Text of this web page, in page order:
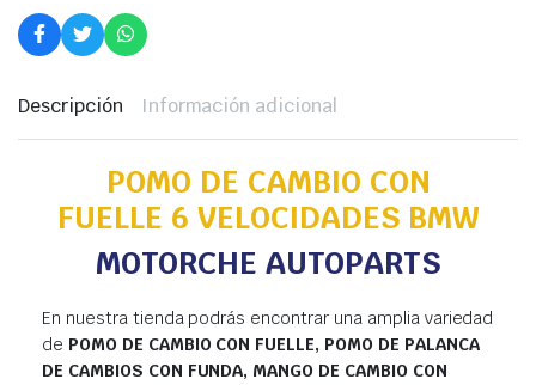
Descripción Información adicional
POMO DE CAMBIO CON
FUELLE 6 VELOCIDADES BMW
MOTORCHE AUTOPARTS
En nuestra tienda podrás encontrar una amplia variedad
de POMO DE CAMBIO CON FUELLE, POMO DE PALANCA
DE CAMBIOS CON FUNDA, MANGO DE CAMBIO CON